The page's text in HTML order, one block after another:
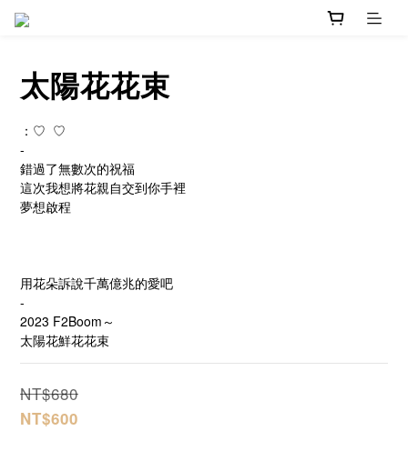
太陽花花束
：♡  ♡
-
錯過了無數次的祝福
這次我想將花親自交到你手裡
夢想啟程
用花朵訴說千萬億兆的愛吧
-
2023 F2Boom～
太陽花鮮花花束
NT$680
NT$600